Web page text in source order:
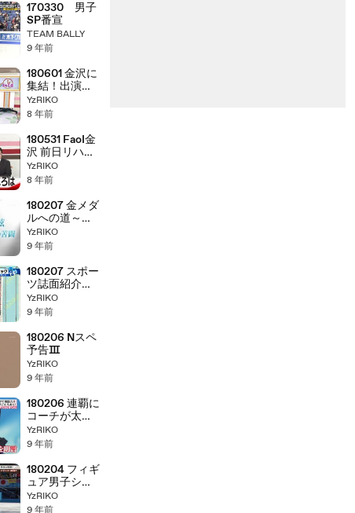
170330 男子
SP番宣
TEAM BALLY
9 年前
180601 金沢に
集結！出演者
のぶっちゃけ
トーク
YzRIKO
8 年前
180531 FaoI金
沢 前日リハ＆
コメント
YzRIKO
8 年前
180207 金メダ
ルへの道～連
覇への苦闘
YzRIKO
9 年前
180207 スポー
ツ誌面紹介
NEWS etc
YzRIKO
9 年前
180206 Nスペ
予告Ⅲ
YzRIKO
9 年前
180206 連覇に
コーチが太鼓
判
YzRIKO
9 年前
180204 フィギ
ュア男子シン
グル 栄光の軌
跡！
YzRIKO